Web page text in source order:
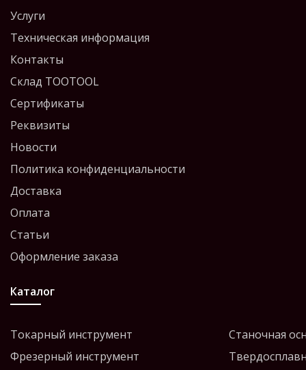
Услуги
Техническая информация
Контакты
Склад TOOTOOL
Сертификаты
Реквизиты
Новости
Политика конфиденциальности
Доставка
Оплата
Статьи
Оформление заказа
Каталог
Токарный инструмент
Фрезерный инструмент
Станочная